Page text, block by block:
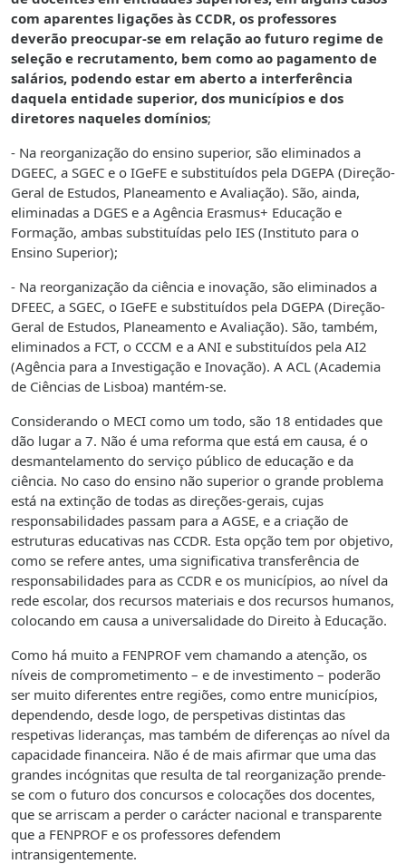
com aparentes ligações às CCDR, os professores
deverão preocupar-se em relação ao futuro regime de
seleção e recrutamento, bem como ao pagamento de
salários, podendo estar em aberto a interferência
daquela entidade superior, dos municípios e dos
diretores naqueles domínios;
- Na reorganização do ensino superior, são eliminados a
DGEEC, a SGEC e o IGeFE e substituídos pela DGEPA (Direção-
Geral de Estudos, Planeamento e Avaliação). São, ainda,
eliminadas a DGES e a Agência Erasmus+ Educação e
Formação, ambas substituídas pelo IES (Instituto para o
Ensino Superior);
- Na reorganização da ciência e inovação, são eliminados a
DFEEC, a SGEC, o IGeFE e substituídos pela DGEPA (Direção-
Geral de Estudos, Planeamento e Avaliação). São, também,
eliminados a FCT, o CCCM e a ANI e substituídos pela AI2
(Agência para a Investigação e Inovação). A ACL (Academia
de Ciências de Lisboa) mantém-se.
Considerando o MECI como um todo, são 18 entidades que
dão lugar a 7. Não é uma reforma que está em causa, é o
desmantelamento do serviço público de educação e da
ciência. No caso do ensino não superior o grande problema
está na extinção de todas as direções-gerais, cujas
responsabilidades passam para a AGSE, e a criação de
estruturas educativas nas CCDR. Esta opção tem por objetivo,
como se refere antes, uma significativa transferência de
responsabilidades para as CCDR e os municípios, ao nível da
rede escolar, dos recursos materiais e dos recursos humanos,
colocando em causa a universalidade do Direito à Educação.
Como há muito a FENPROF vem chamando a atenção, os
níveis de comprometimento – e de investimento – poderão
ser muito diferentes entre regiões, como entre municípios,
dependendo, desde logo, de perspetivas distintas das
respetivas lideranças, mas também de diferenças ao nível da
capacidade financeira. Não é de mais afirmar que uma das
grandes incógnitas que resulta de tal reorganização prende-
se com o futuro dos concursos e colocações dos docentes,
que se arriscam a perder o carácter nacional e transparente
que a FENPROF e os professores defendem
intransigentemente.